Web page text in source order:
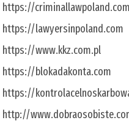
https://criminallawpoland.com
https://lawyersinpoland.com
https://www.kkz.com.pl
https://blokadakonta.com
https://
http://